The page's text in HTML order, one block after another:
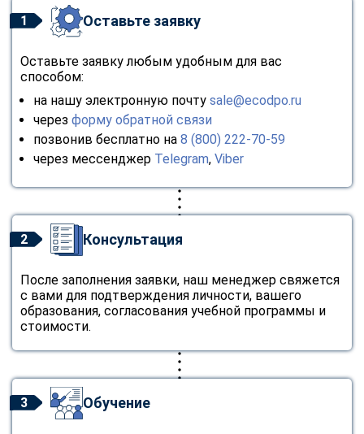
1 Оставьте заявку
Оставьте заявку любым удобным для вас
способом:
на нашу электронную почту sale@ecodpo.ru
через форму обратной связи
позвонив бесплатно на 8 (800) 222-70-59
через мессенджер Telegram, Viber
2 Консультация
После заполнения заявки, наш менеджер свяжется
с вами для подтверждения личности, вашего
образования, согласования учебной программы и
стоимости.
3 Обучение